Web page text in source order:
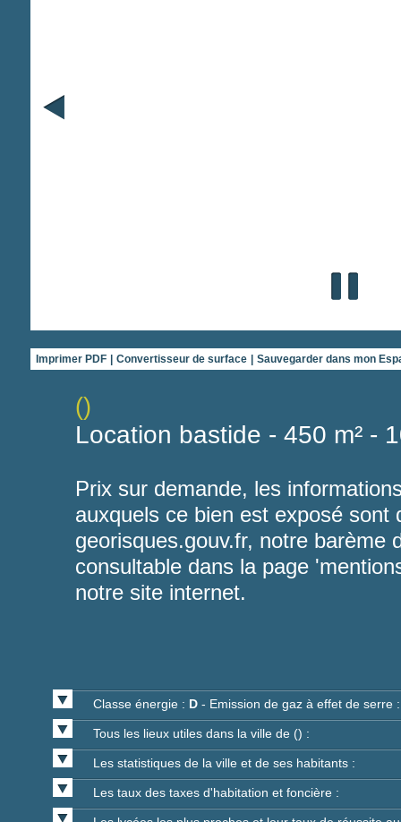
Imprimer PDF Convertisseur de surface Sauvegarder dans mon
()
Location bastide - 450 m² -
Prix sur demande, les
auxquels ce bien est exposé sont
georisques.gouv.fr, notre barème
consultable dans la page
notre site internet.
Classe énergie : D - Emission de gaz à effet de serre
Tous les lieux utiles dans la ville de () :
Les statistiques de la ville et de ses habitants :
Les taux des taxes d'habitation et foncière :